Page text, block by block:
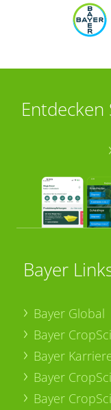
Entdecken
Bayer
Bayer Global
Bayer
Bayer
Bayer
Bayer